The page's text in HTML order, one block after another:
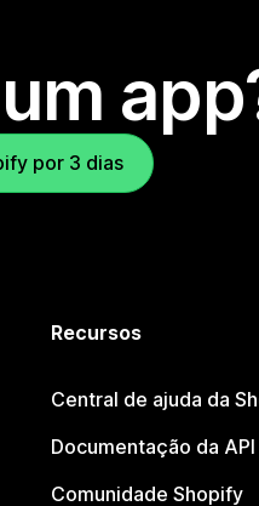
por 3 dias
Recursos
Central de ajuda da
Documentação da API
Comunidade Shopify